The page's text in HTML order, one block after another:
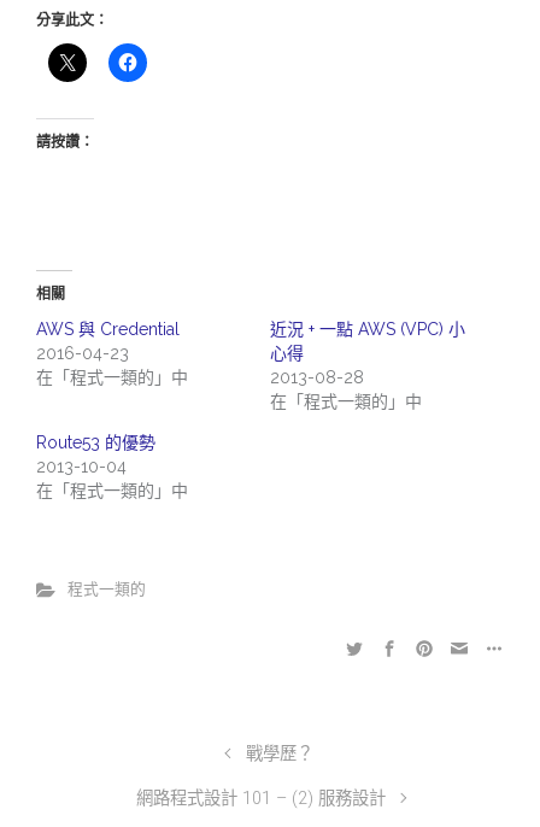
分享此文：
請按讚：
相關
AWS 與 Credential
2016-04-23
在「程式一類的」中
近況 + 一點 AWS (VPC) 小
心得
2013-08-28
在「程式一類的」中
Route53 的優勢
2013-10-04
在「程式一類的」中
程式一類的
戰學歷？
網路程式設計 101 – (2) 服務設計